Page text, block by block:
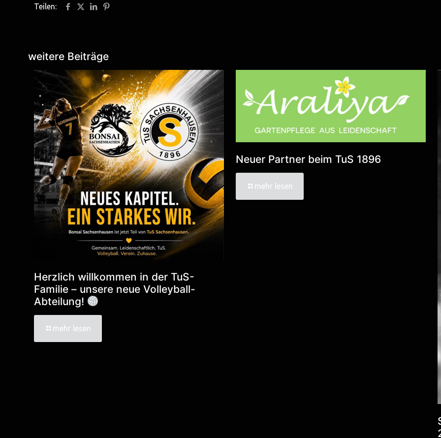
Teilen:
weitere Beiträge
Herzlich willkommen in der TuS-
Familie – unsere neue Volleyball-
Abteilung!
mehr lesen
Neuer Partner beim TuS 1896
mehr lesen